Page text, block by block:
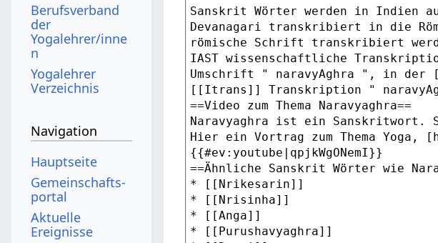
Berufsverband
der
Yogalehrer/inne
n
Yogalehrer
Verzeichnis
Navigation
Hauptseite
Gemeinschafts­
portal
Aktuelle
Ereignisse